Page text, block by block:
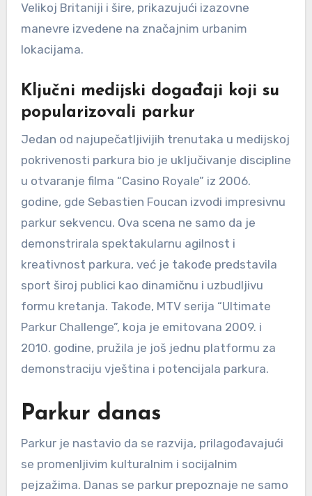
Velikoj Britaniji i šire, prikazujući izazovne
manevre izvedene na značajnim urbanim
lokacijama.
Ključni medijski događaji koji su
popularizovali parkur
Jedan od najupečatljivijih trenutaka u medijskoj
pokrivenosti parkura bio je uključivanje discipline
u otvaranje filma “Casino Royale” iz 2006.
godine, gde Sebastien Foucan izvodi impresivnu
parkur sekvencu. Ova scena ne samo da je
demonstrirala spektakularnu agilnost i
kreativnost parkura, već je takođe predstavila
sport široj publici kao dinamičnu i uzbudljivu
formu kretanja. Takođe, MTV serija “Ultimate
Parkur Challenge”, koja je emitovana 2009. i
2010. godine, pružila je još jednu platformu za
demonstraciju vještina i potencijala parkura.
Parkur danas
Parkur je nastavio da se razvija, prilagođavajući
se promenljivim kulturalnim i socijalnim
pejzažima. Danas se parkur prepoznaje ne samo